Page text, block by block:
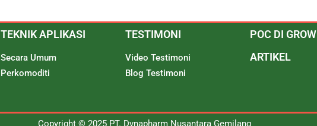
TEKNIK APLIKASI
Secara Umum
Perkomoditi
TESTIMONI
Video Testimoni
Blog Testimoni
POC DI GROW
ARTIKEL
Copyright © 2025 PT. Dynapharm Nusantara Gemilang